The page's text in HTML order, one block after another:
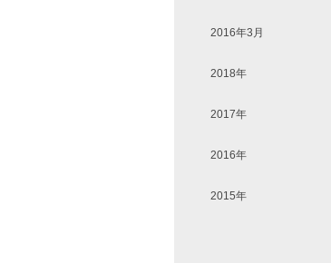
2016年3月
2018年
2017年
2016年
2015年